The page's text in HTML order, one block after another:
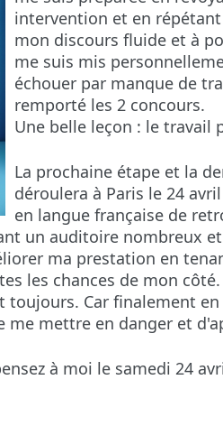
intervention et en
mon discours fluide et à
me suis mis
échouer par manque de
remporté les 2 concours.
Une belle leçon : le travail
La prochaine étape et la
déroulera à Paris le 24
en langue française de
un auditoire nombreux
ma prestation en
les chances de mon
toujours. Car finalement
me mettre en danger et
à moi le samedi 24